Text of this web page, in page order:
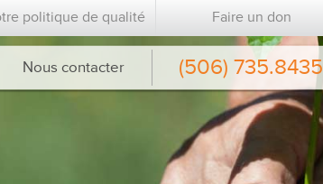
politique de qualité Faire un don
Nous contacter (506) 735.8435